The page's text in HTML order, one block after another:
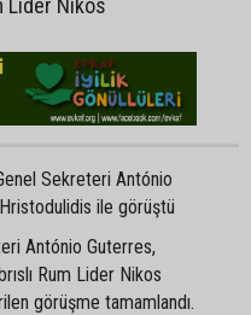
Lider Nikos
Sekreteri António
ile görüştü
António Guterres,
Rum Lider Nikos
görüşme tamamlandı.